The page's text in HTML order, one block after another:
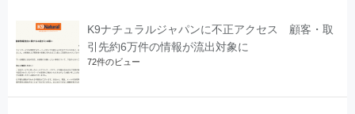
K9ナチュラルジャパンに不正アクセス 顧客・取
引先約6万件の情報が流出対象に
72件のビュー